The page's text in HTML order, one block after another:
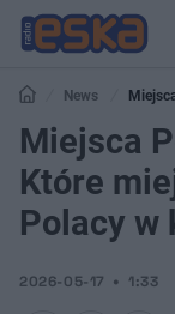
News
konkursie?
Miejsca
Które
Polacy w
2026-05-17 1:33